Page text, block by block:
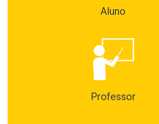
Aluno
Professor